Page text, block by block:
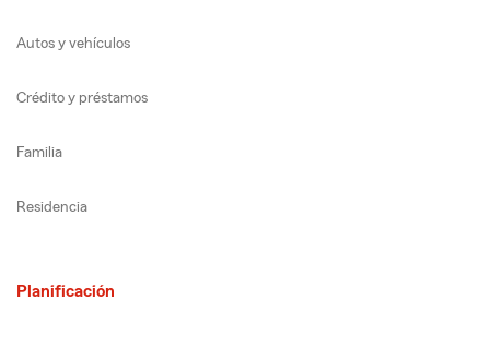
Autos y vehículos
Crédito y préstamos
Familia
Residencia
Planificación